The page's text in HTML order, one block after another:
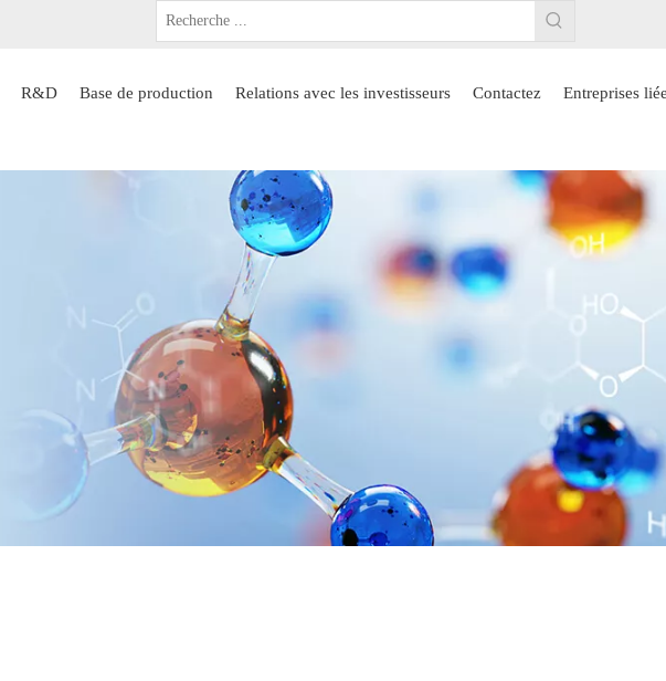
R&D Base de production Relations avec les investisseurs Contactez Entreprises